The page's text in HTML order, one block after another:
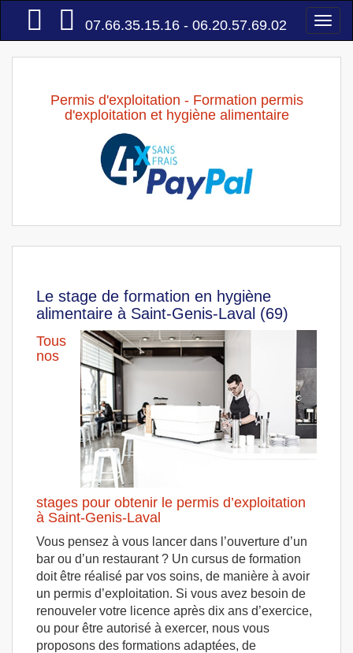
Accueil
07.66.35.15.16 - 06.20.57.69.02
Permis d'exploitation - Formation permis
d'exploitation et hygiène alimentaire
Le stage de formation en hygiène
alimentaire à Saint-Genis-Laval (69)
Tous
nos
stages pour obtenir le permis d’exploitation
à Saint-Genis-Laval
Vous pensez à vous lancer dans l’ouverture d’un
bar ou d’un restaurant ? Un cursus de formation
doit être réalisé par vos soins, de manière à avoir
un permis d’exploitation. Si vous avez besoin de
renouveler votre licence après dix ans d’exercice,
ou pour être autorisé à exercer, nous vous
proposons des formations adaptées, de